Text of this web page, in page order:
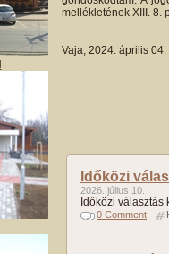
mellékletének XIII. 8.
Vaja, 2024.
Időközi
2026. július 10.
Időközi választás
0 Comment